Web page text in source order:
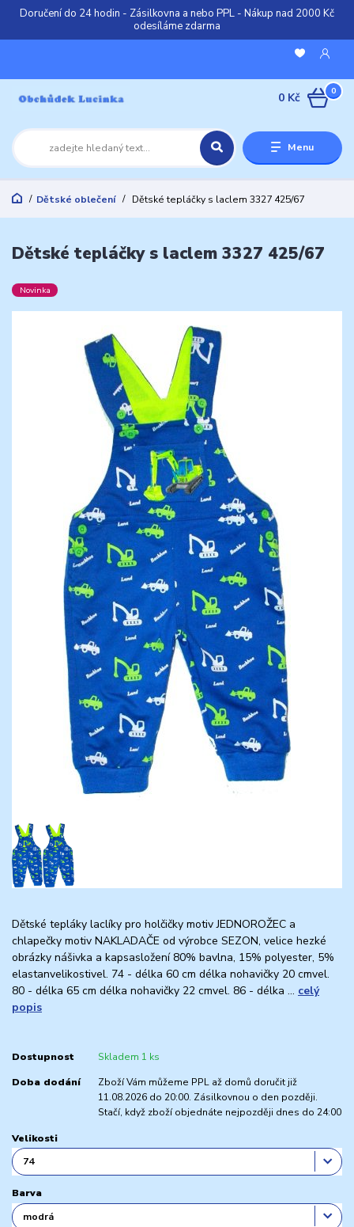
Doručení do 24 hodin - Zásilkovna a nebo PPL - Nákup nad 2000 Kč
odesíláme zdarma
Menu
0
0 Kč
Dětské oblečení Dětské tepláčky s laclem 3327 425/67
Dětské tepláčky s laclem 3327 425/67
Novinka
Dětské tepláky laclíky pro holčičky motiv JEDNOROŽEC a
chlapečky motiv NAKLADAČE od výrobce SEZON, velice hezké
obrázky nášivka a kapsasložení 80% bavlna, 15% polyester, 5%
elastanvelikostivel. 74 - délka 60 cm délka nohavičky 20 cmvel.
80 - délka 65 cm délka nohavičky 22 cmvel. 86 - délka ... celý
popis
Dostupnost Skladem 1 ks
Doba dodání
Zboží Vám můžeme PPL až domů doručit již
11.08.2026 do 20:00. Zásilkovnou o den později.
Stačí, když zboží objednáte nejpozději dnes do 24:00
Velikosti
Barva